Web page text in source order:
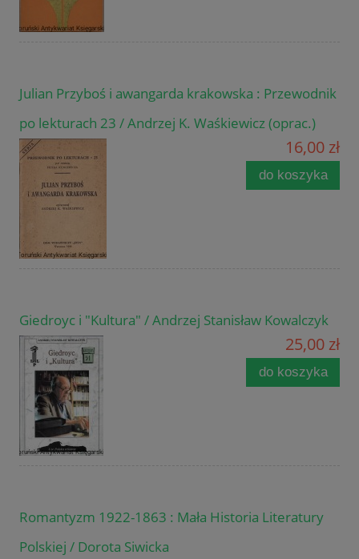
Julian Przyboś i awangarda krakowska : Przewodnik
po lekturach 23 / Andrzej K. Waśkiewicz (oprac.)
16,00 zł
do koszyka
Giedroyc i "Kultura" / Andrzej Stanisław Kowalczyk
25,00 zł
do koszyka
Romantyzm 1922-1863 : Mała Historia Literatury
Polskiej / Dorota Siwicka